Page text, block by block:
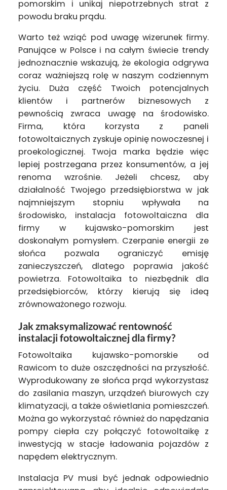
pomorskim i unikaj niepotrzebnych strat z
powodu braku prądu.
Warto też wziąć pod uwagę wizerunek firmy.
Panujące w Polsce i na całym świecie trendy
jednoznacznie wskazują, że ekologia odgrywa
coraz ważniejszą rolę w naszym codziennym
życiu. Duża część Twoich potencjalnych
klientów i partnerów biznesowych z
pewnością zwraca uwagę na środowisko.
Firma, która korzysta z paneli
fotowoltaicznych zyskuje opinię nowoczesnej i
proekologicznej. Twoja marka będzie więc
lepiej postrzegana przez konsumentów, a jej
renoma wzrośnie. Jeżeli chcesz, aby
działalność Twojego przedsiębiorstwa w jak
najmniejszym stopniu wpływała na
środowisko, instalacja fotowoltaiczna dla
firmy w kujawsko-pomorskim jest
doskonałym pomysłem. Czerpanie energii ze
słońca pozwala ograniczyć emisję
zanieczyszczeń, dlatego poprawia jakość
powietrza. Fotowoltaika to niezbędnik dla
przedsiębiorców, którzy kierują się ideą
zrównoważonego rozwoju.
Jak zmaksymalizować rentowność
instalacji fotowoltaicznej dla firmy?
Fotowoltaika kujawsko-pomorskie od
Rawicom to duże oszczędności na przyszłość.
Wyprodukowany ze słońca prąd wykorzystasz
do zasilania maszyn, urządzeń biurowych czy
klimatyzacji, a także oświetlania pomieszczeń.
Można go wykorzystać również do napędzania
pompy ciepła czy połączyć fotowoltaikę z
inwestycją w stacje ładowania pojazdów z
napędem elektrycznym.
Instalacja PV musi być jednak odpowiednio